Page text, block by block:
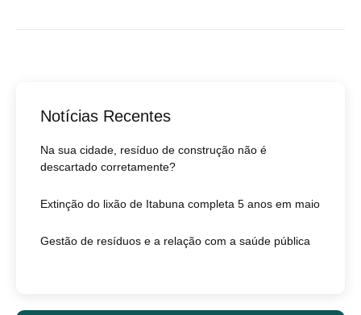
Notícias Recentes
Na sua cidade, resíduo de construção não é
descartado corretamente?
Extinção do lixão de Itabuna completa 5 anos em maio
Gestão de resíduos e a relação com a saúde pública